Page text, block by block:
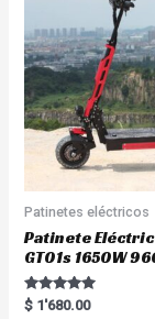
Patinetes eléctricos
Patinete
GT01s 1650W
Rated
5.00
$ 1'680.00